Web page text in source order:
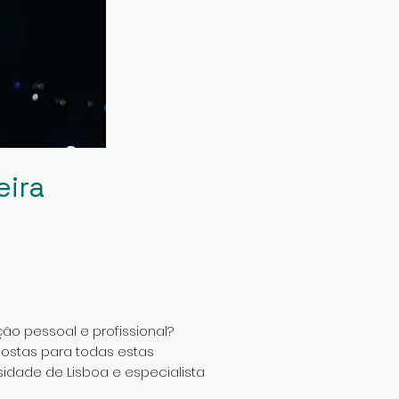
pessoal e profissional?
para todas estas
de Lisboa e especialista